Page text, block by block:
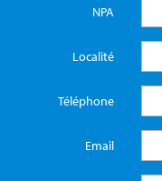
NPA
Localité
Téléphone
Email